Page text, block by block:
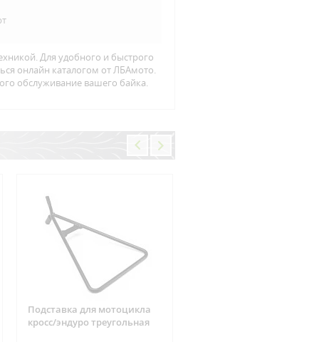
Для удобного и быстрого
онлайн каталогом от ЛБАмото.
обслуживание вашего байка.
Подставка для мотоцикла
кросс/эндуро треугольная